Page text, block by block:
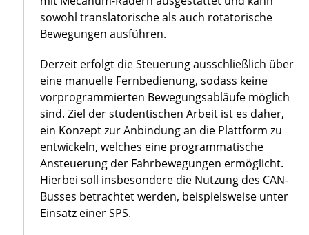
sowohl translatorische als auch rotatorische
Bewegungen ausführen.
Derzeit erfolgt die Steuerung ausschließlich über
eine manuelle Fernbedienung, sodass keine
vorprogrammierten Bewegungsabläufe möglich
sind. Ziel der studentischen Arbeit ist es daher,
ein Konzept zur Anbindung an die Plattform zu
entwickeln, welches eine programmatische
Ansteuerung der Fahrbewegungen ermöglicht.
Hierbei soll insbesondere die Nutzung des CAN-
Busses betrachtet werden, beispielsweise unter
Einsatz einer SPS.